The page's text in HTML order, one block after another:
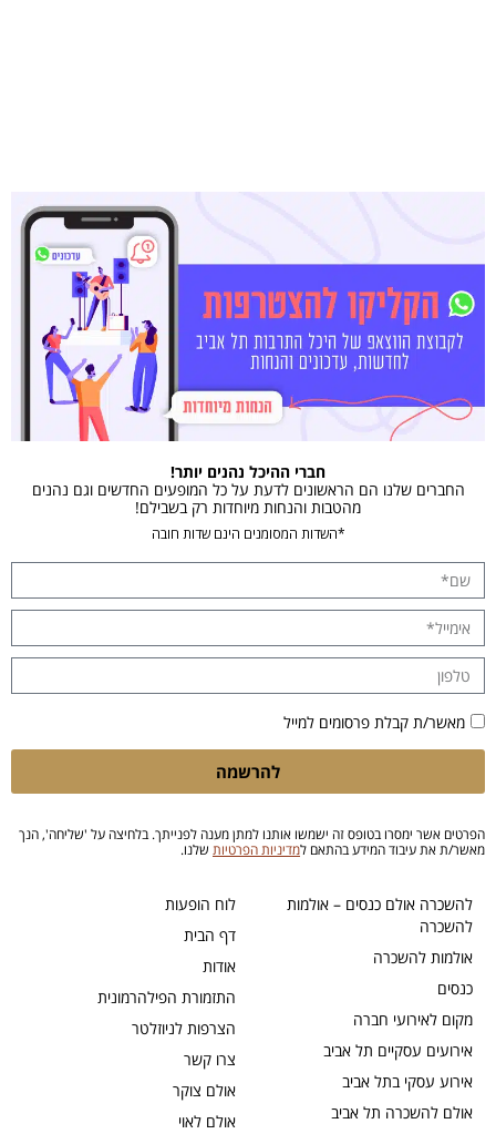
לוח הופעות
דף הבית
אודות
התזמורת הפילהרמונית
הצרפות לניוזלטר
צרו קשר
אולם צוקר
אולם לאוי
להשכרה אולם כנסים – אולמות
להשכרה
אולמות להשכרה
כנסים
מקום לאירועי חברה
אירועים עסקיים תל אביב
אירוע עסקי בתל אביב
אולם להשכרה תל אביב
חברי ההיכל נהנים יותר!
החברים שלנו הם הראשונים לדעת על כל המופעים החדשים וגם נהנים
מהטבות והנחות מיוחדות רק בשבילם!
*השדות המסומנים הינם שדות חובה
מאשר/ת קבלת פרסומים למייל
להרשמה
הפרטים אשר ימסרו בטופס זה ישמשו אותנו למתן מענה לפנייתך. בלחיצה על 'שליחה', הנך
מאשר/ת את עיבוד המידע בהתאם למדיניות הפרטיות שלנו.